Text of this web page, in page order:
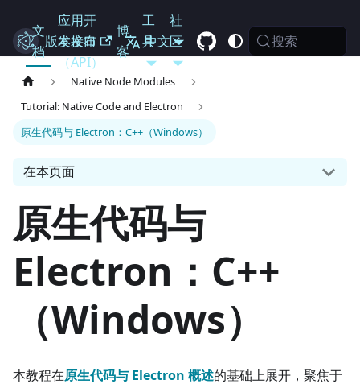
Electron
文
档
应用开
发接口
（API）
博
客
工
具
社
区
版本发布 中文 搜索
Native Node Modules
Tutorial: Native Code and Electron
原生代码与 Electron：C++（Windows）
在本页面
原生代码与
Electron：C++
（Windows）
本教程在原生代码与 Electron 概述的基础上展开，聚焦于